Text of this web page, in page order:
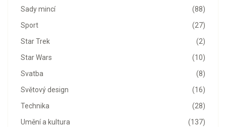
(88)
Sady mincí
(27)
Sport
(2)
Star Trek
(10)
Star Wars
(8)
Svatba
(16)
Světový design
(28)
Technika
(137)
Umění a kultura